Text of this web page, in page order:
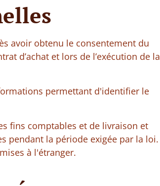
avoir obtenu le consentement du
d’achat et lors de l’exécution de la
permettant d'identifier le
fins comptables et de livraison et
pendant la période exigée par la loi.
à l'étranger.